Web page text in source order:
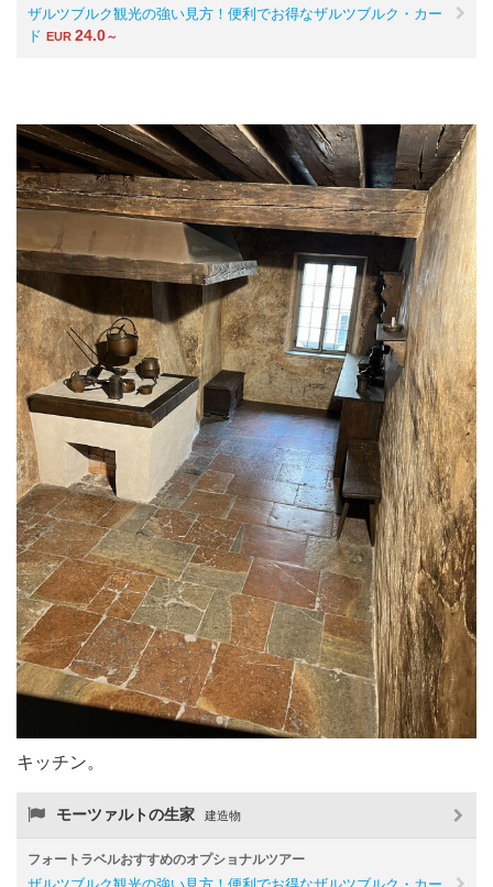
ザルツブルク観光の強い見方！便利でお得なザルツブルク・カー
ド EUR 24.0～
キッチン。
モーツァルトの生家 建造物
フォートラベルおすすめのオプショナルツアー